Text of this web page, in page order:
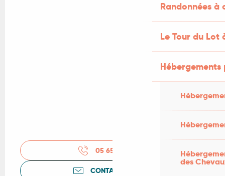
Randonnées
Le Tour du Lot
des
05 65 53 26
CONTACTEZ-NOUS